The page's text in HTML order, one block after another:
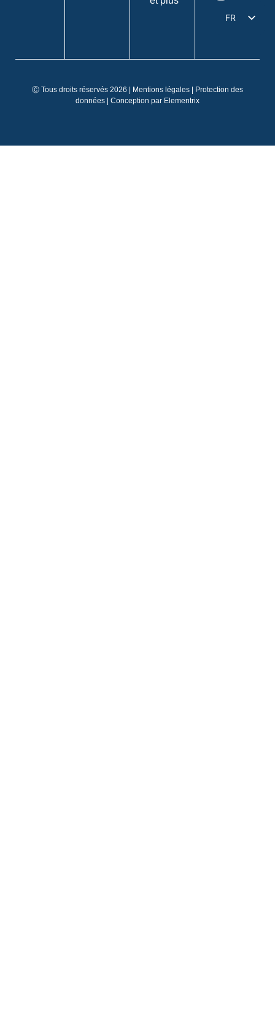
FR
EN
Ⓒ Tous droits réservés 2026 | Mentions légales | Protection des
données | Conception par Elementrix